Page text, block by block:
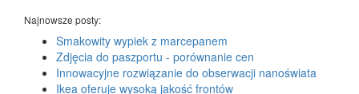
Najnowsze posty:
Smakowity wypiek z marcepanem
Zdjęcia do paszportu - porównanie cen
Innowacyjne rozwiązanie do obserwacji nanoświata
Ikea oferuje wysoką jakość frontów